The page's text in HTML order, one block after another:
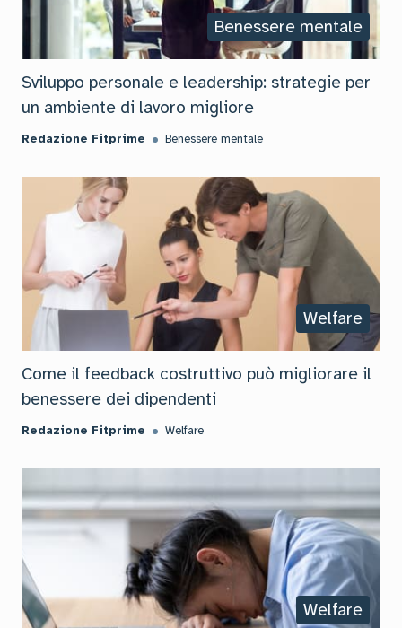
Benessere mentale
Sviluppo personale e leadership: strategie per
un ambiente di lavoro migliore
Redazione Fitprime Benessere mentale
Welfare
Come il feedback costruttivo può migliorare il
benessere dei dipendenti
Redazione Fitprime Welfare
Welfare